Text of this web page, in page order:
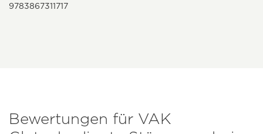
9783867311717
Bewertungen für VAK